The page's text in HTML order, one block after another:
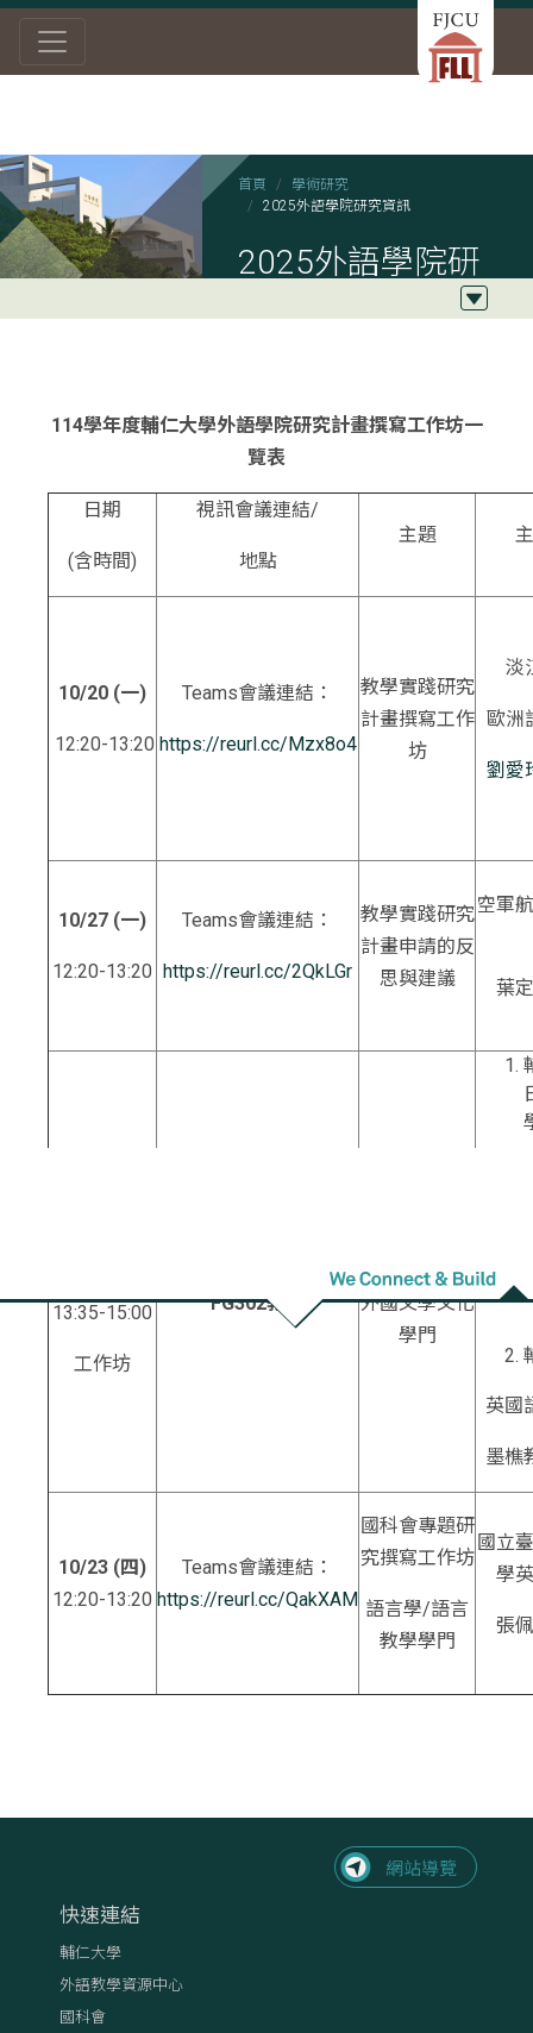
首頁
學術研究
2025外語學院研究資訊
2025外語學院研
114學年度輔仁大學外語學院研究計畫撰寫工作坊一
覽表
日期
(含時間)
視訊會議連結/
地點
主題
10/20 (一)
12:20-13:20
Teams會議連結：
https://reurl.cc/Mzx8o4
教學實踐研究
計畫撰寫工作
坊
淡
歐洲
劉愛
10/27 (一)
12:20-13:20
Teams會議連結：
https://reurl.cc/2QkLGr
教學實踐研究
計畫申請的反
思與建議
空軍
葉
13:35-15:00
工作坊
德芳外語大樓三樓
FG302教
外國文學文化
學門
英國
墨樵
10/23 (四)
12:20-13:20
Teams會議連結：
https://reurl.cc/QakXAM
國科會專題研
究撰寫工作坊
語言學/語言
教學學門
國立
學
張
快速連結
輔仁大學
外語教學資源中心
國科會